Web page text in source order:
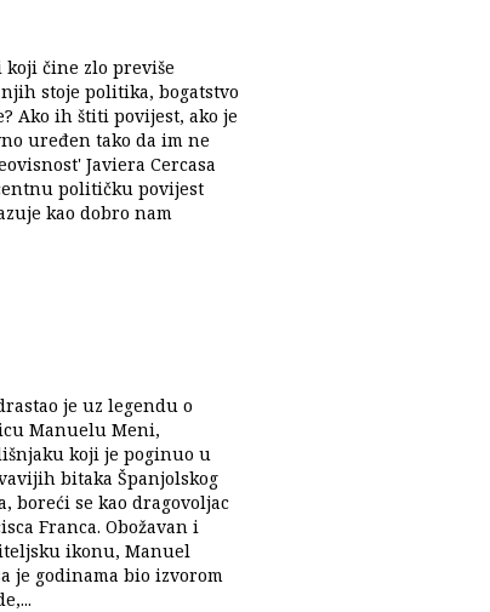
koji čine zlo previše
stoje politika, bogatstvo
Ako ih štiti povijest, ako je
uređen tako da im ne
Javiera Cercasa
političku povijest
kao dobro nam
je uz legendu o
Manuelu Meni,
koji je poginuo u
bitaka Španjolskog
boreći se kao dragovoljac
Franca. Obožavan i
ikonu, Manuel
je godinama bio izvorom